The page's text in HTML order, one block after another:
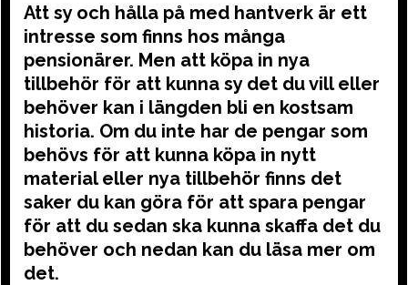
Att sy och hålla på med hantverk är ett
intresse som finns hos många
pensionärer. Men att köpa in nya
tillbehör för att kunna sy det du vill eller
behöver kan i längden bli en kostsam
historia. Om du inte har de pengar som
behövs för att kunna köpa in nytt
material eller nya tillbehör finns det
saker du kan göra för att spara pengar
för att du sedan ska kunna skaffa det du
behöver och nedan kan du läsa mer om
det.